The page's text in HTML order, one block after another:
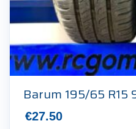
Barum 195/65 R15
€27.50